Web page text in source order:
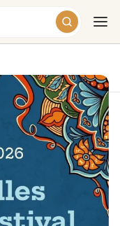
Ostholstein
Germany
Ostholstein